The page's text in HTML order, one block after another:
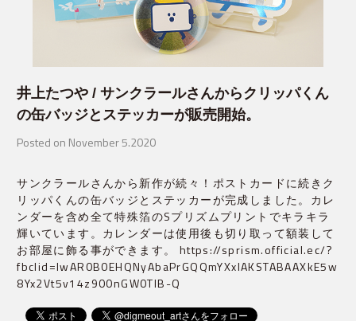
井上たつや / サンクラールさんからクリッパくん
の缶バッジとステッカーが販売開始。
Posted on November 5.2020
サンクラールさんから新作が続々！ポストカードに続きク
リッパくんの缶バッジとステッカーが完成しました。カレ
ンダーを含め全て特殊箔のSプリズムプリントでキラキラ
輝いています。カレンダーは使用後も切り取って額装して
お部屋に飾る事ができます。 https://sprism.official.ec/?
fbclid=IwAR0B0EHQNyAbaPrGQQmYXxIAKSTABAAXkE5w
8Yx2Vt5v14z900nGW0TIB-Q